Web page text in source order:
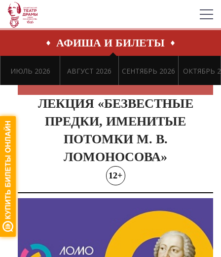
АФИША И БИЛЕТЫ
ИЮЛЬ 2026 АВГУСТ 2026 СЕНТЯБРЬ 2026 ОКТЯБРЬ
ЛЕКЦИЯ «БЕЗВЕСТНЫЕ
ПРЕДКИ, ИМЕНИТЫЕ
ПОТОМКИ М. В.
ЛОМОНОСОВА»
12+